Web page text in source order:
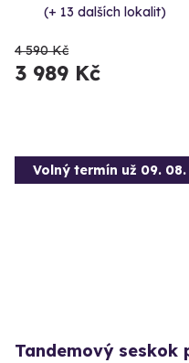
(+ 13 dalších lokalit)
4 590 Kč
3 989 Kč
Volný termín už 09. 08.
Tandemový seskok